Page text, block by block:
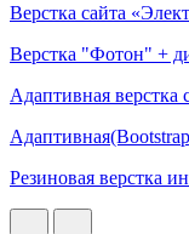
Верстка сайта
Верстка "Фотон" +
Адаптивная верстка
Резиновая верстка